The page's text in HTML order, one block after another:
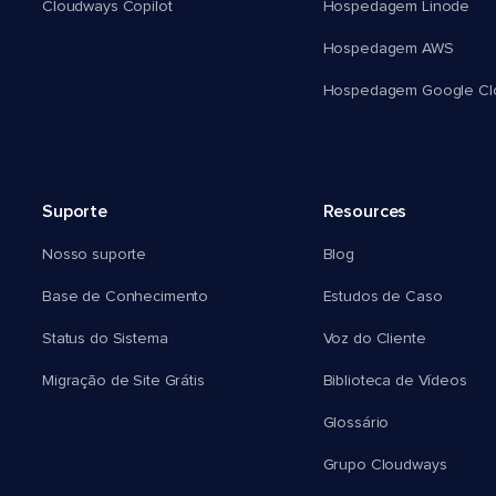
Cloudways Copilot Hospedagem Linode
Hospedagem AWS
Hospedagem Google
Suporte
Nosso suporte
Base de Conhecimento
Status do Sistema
Migração de Site Grátis
Resources
Blog
Estudos de Caso
Voz do Cliente
Biblioteca de Vídeos
Glossário
Grupo Cloudways